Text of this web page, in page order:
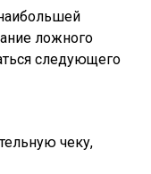
ложного
следующего
чеку,